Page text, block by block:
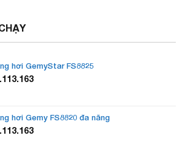
hơi GemyStar FS8825
hơi Gemy FS8820 đa năng